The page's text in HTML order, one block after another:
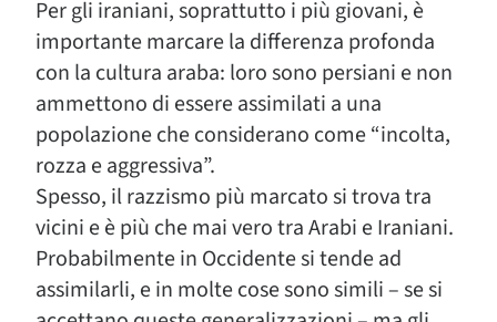
Per gli iraniani, soprattutto i più giovani, è
importante marcare la differenza profonda
con la cultura araba: loro sono persiani e non
ammettono di essere assimilati a una
popolazione che considerano come “incolta,
rozza e aggressiva”.
Spesso, il razzismo più marcato si trova tra
vicini e è più che mai vero tra Arabi e Iraniani.
Probabilmente in Occidente si tende ad
assimilarli, e in molte cose sono simili – se si